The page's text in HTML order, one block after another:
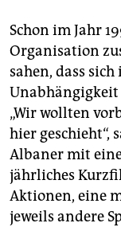
Schon im Jahr
Organisation
sahen, dass
Unabhängigkeit
„Wir wollten
hier geschieht“,
Albaner mit
jährliches
Aktionen, eine
jeweils andere